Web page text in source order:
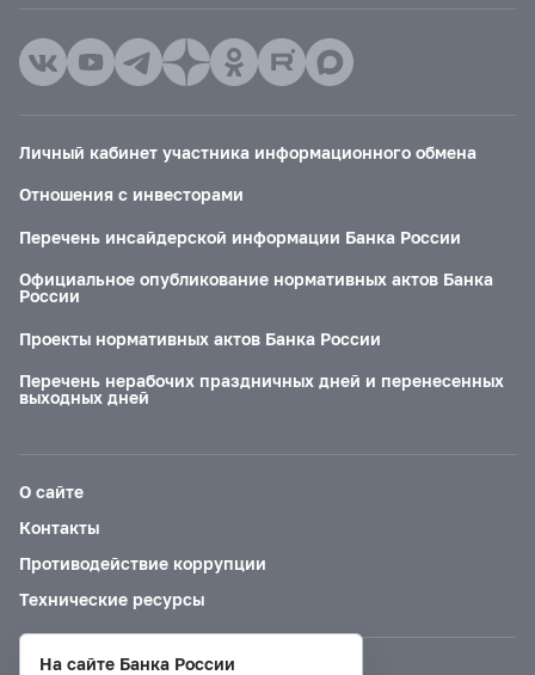
Личный кабинет участника информационного обмена
Отношения с инвесторами
Перечень инсайдерской информации Банка России
Официальное опубликование нормативных актов Банка
России
Проекты нормативных актов Банка России
Перечень нерабочих праздничных дней и перенесенных
выходных дней
О сайте
Контакты
Противодействие коррупции
Технические ресурсы
На сайте Банка России